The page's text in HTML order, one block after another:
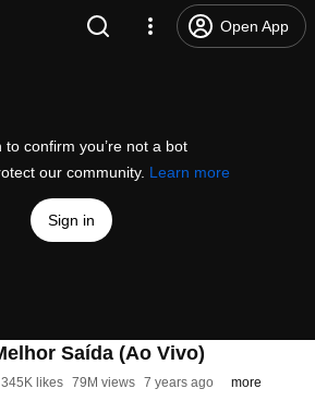
Open App
to confirm you’re not a bot
our community. Learn more
Sign in
Saída (Ao Vivo)
345K likes 79M views 7 years ago more